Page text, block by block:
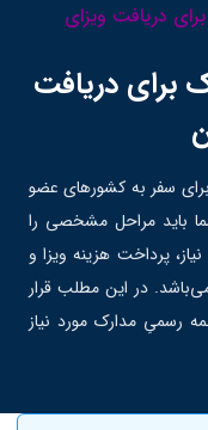
دریافت ویزای
برای دریافت
سفر به کشورهای عضو
باید مراحل مشخصی را
پرداخت هزینه ویزا و
در این مطلب قرار
رسمیِ مدارک مورد نیاز